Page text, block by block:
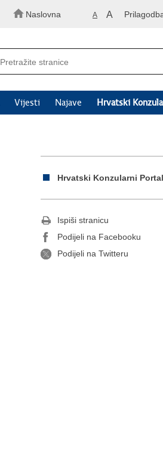
Naslovna A A
Vijesti Najave Hrvatski
Hrvatski Konzularni Portal
Ispiši stranicu
Podijeli na Facebooku
Podijeli na Twitteru